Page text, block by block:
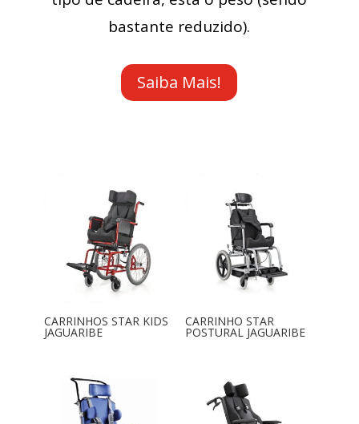
bastante reduzido).
Saiba Mais!
CARRINHOS STAR KIDS
JAGUARIBE
CARRINHO STAR
POSTURAL JAGUARIBE